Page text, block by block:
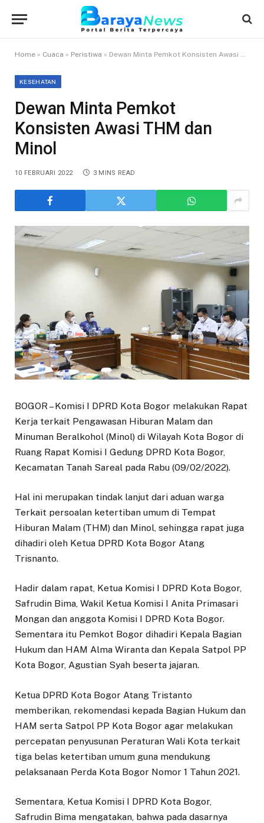
Home » Cuaca » Peristiwa » Dewan Minta Pemkot Konsisten Awasi THM dan Minol
KESEHATAN
Dewan Minta Pemkot
Konsisten Awasi THM dan
Minol
10 FEBRUARI 2022 3 MINS READ
BOGOR – Komisi I DPRD Kota Bogor melakukan Rapat
Kerja terkait Pengawasan Hiburan Malam dan
Minuman Beralkohol (Minol) di Wilayah Kota Bogor di
Ruang Rapat Komisi I Gedung DPRD Kota Bogor,
Kecamatan Tanah Sareal pada Rabu (09/02/2022).
Hal ini merupakan tindak lanjut dari aduan warga
Terkait persoalan ketertiban umum di Tempat
Hiburan Malam (THM) dan Minol, sehingga rapat juga
dihadiri oleh Ketua DPRD Kota Bogor Atang
Trisnanto.
Hadir dalam rapat, Ketua Komisi I DPRD Kota Bogor,
Safrudin Bima, Wakil Ketua Komisi I Anita Primasari
Mongan dan anggota Komisi I DPRD Kota Bogor.
Sementara itu Pemkot Bogor dihadiri Kepala Bagian
Hukum dan HAM Alma Wiranta dan Kepala Satpol PP
Kota Bogor, Agustian Syah beserta jajaran.
Ketua DPRD Kota Bogor Atang Tristanto
memberikan, rekomendasi kepada Bagian Hukum dan
HAM serta Satpol PP Kota Bogor agar melakukan
percepatan penyusunan Peraturan Wali Kota terkait
tiga belas ketertiban umum guna mendukung
pelaksanaan Perda Kota Bogor Nomor 1 Tahun 2021.
Sementara, Ketua Komisi I DPRD Kota Bogor,
Safrudin Bima mengatakan, bahwa pada dasarnya